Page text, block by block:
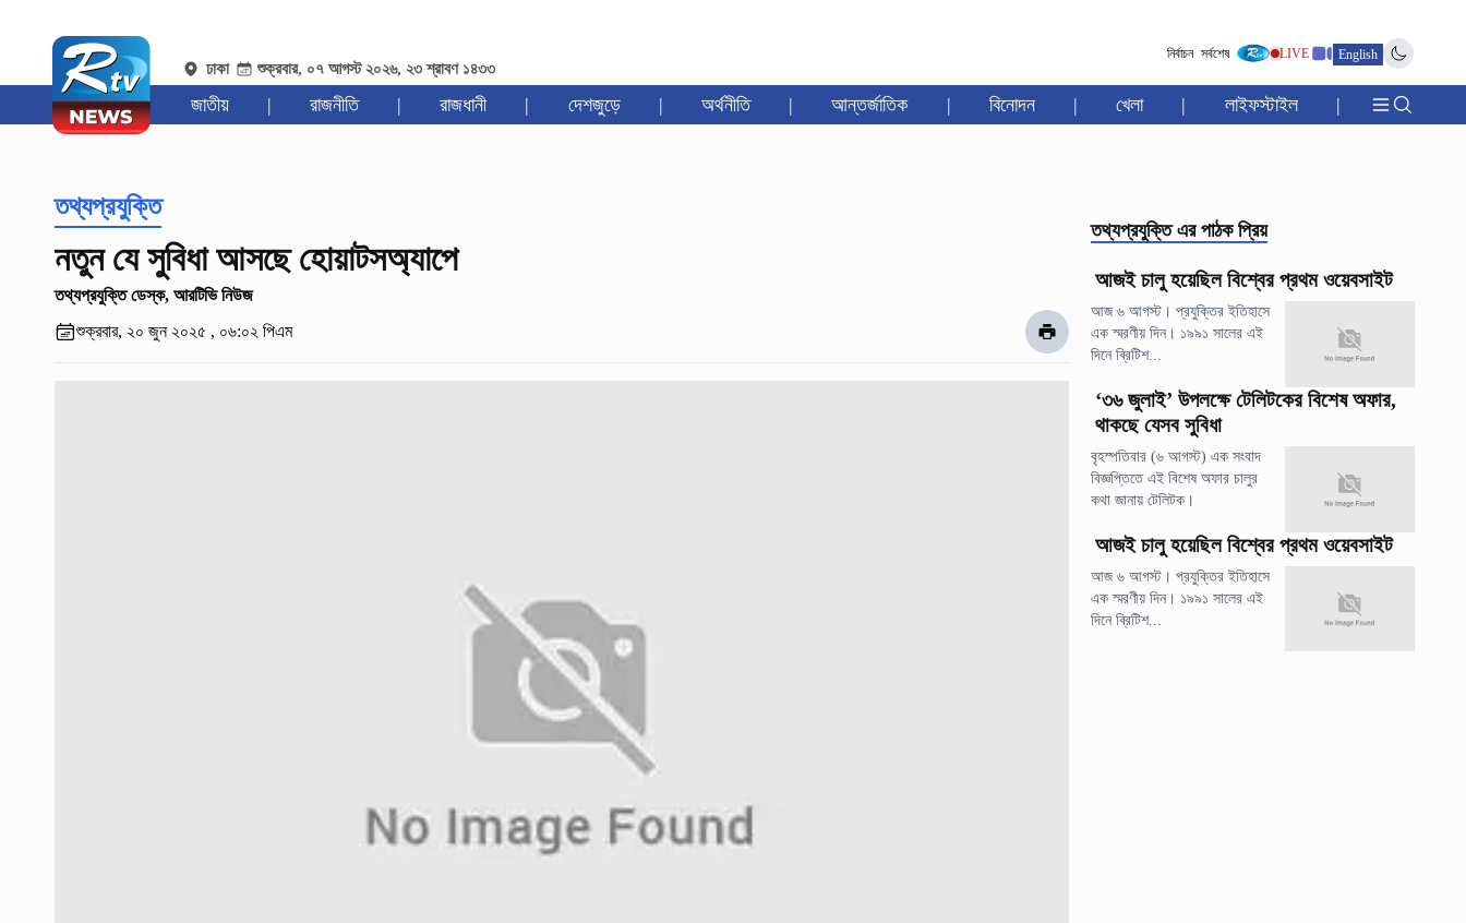
ঢাকা শুক্রবার, ০৭ আগস্ট ২০২৬, ২৩ শ্রাবণ ১৪৩৩
নির্বাচন সর্বশেষ LIVE English
জাতীয় | রাজনীতি | রাজধানী | দেশজুড়ে | অর্থনীতি | আন্তর্জাতিক | বিনোদন | খেলা | লাইফস্টাইল |
তথ্যপ্রযুক্তি
নতুন যে সুবিধা আসছে হোয়াটসঅ্যাপে
তথ্যপ্রযুক্তি ডেস্ক, আরটিভি নিউজ
শুক্রবার, ২০ জুন ২০২৫ , ০৬:০২ পিএম
তথ্যপ্রযুক্তি এর পাঠক প্রিয়
আজই চালু হয়েছিল বিশ্বের প্রথম ওয়েবসাইট
আজ ৬ আগস্ট। প্রযুক্তির ইতিহাসে
এক স্মরণীয় দিন। ১৯৯১ সালের এই
দিনে ব্রিটিশ...
‘৩৬ জুলাই’ উপলক্ষে টেলিটকের বিশেষ অফার,
থাকছে যেসব সুবিধা
বৃহস্পতিবার (৬ আগস্ট) এক সংবাদ
বিজ্ঞপ্তিতে এই বিশেষ অফার চালুর
কথা জানায় টেলিটক।
আজই চালু হয়েছিল বিশ্বের প্রথম ওয়েবসাইট
আজ ৬ আগস্ট। প্রযুক্তির ইতিহাসে
এক স্মরণীয় দিন। ১৯৯১ সালের এই
দিনে ব্রিটিশ...